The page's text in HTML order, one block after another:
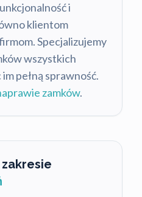
i
klientom
Specjalizujemy
wszystkich
pełną sprawność.
zamków.